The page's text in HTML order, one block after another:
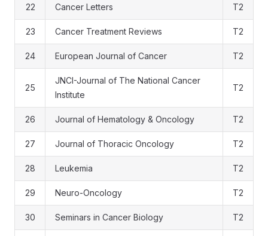
22 Cancer Letters T2
23 Cancer Treatment Reviews T2
24 European Journal of Cancer T2
25
JNCI-Journal of The National Cancer
Institute
T2
26 Journal of Hematology & Oncology T2
27 Journal of Thoracic Oncology T2
28 Leukemia T2
29 Neuro-Oncology T2
30 Seminars in Cancer Biology T2